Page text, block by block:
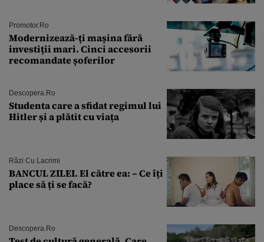
Promotor.ro
Modernizează-ți mașina fără
investiții mari. Cinci accesorii
recomandate șoferilor
Descopera.ro
Studenta care a sfidat regimul lui
Hitler și a plătit cu viața
Râzi Cu Lacrimi
BANCUL ZILEI. El către ea: – Ce îți
place să ți se facă?
Descopera.ro